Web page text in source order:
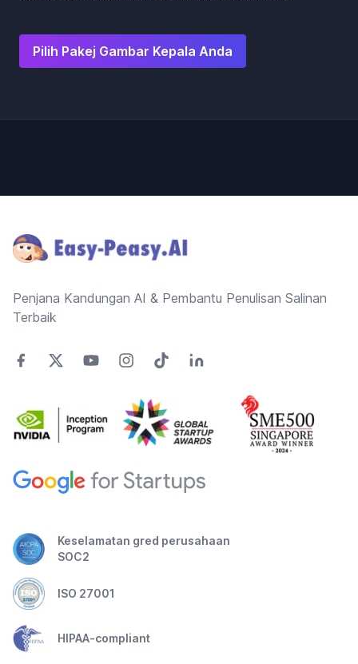
Pilih Pakej Gambar Kepala Anda
Penjana Kandungan AI & Pembantu Penulisan Salinan
Terbaik
Keselamatan gred perusahaan
SOC2
ISO 27001
HIPAA-compliant